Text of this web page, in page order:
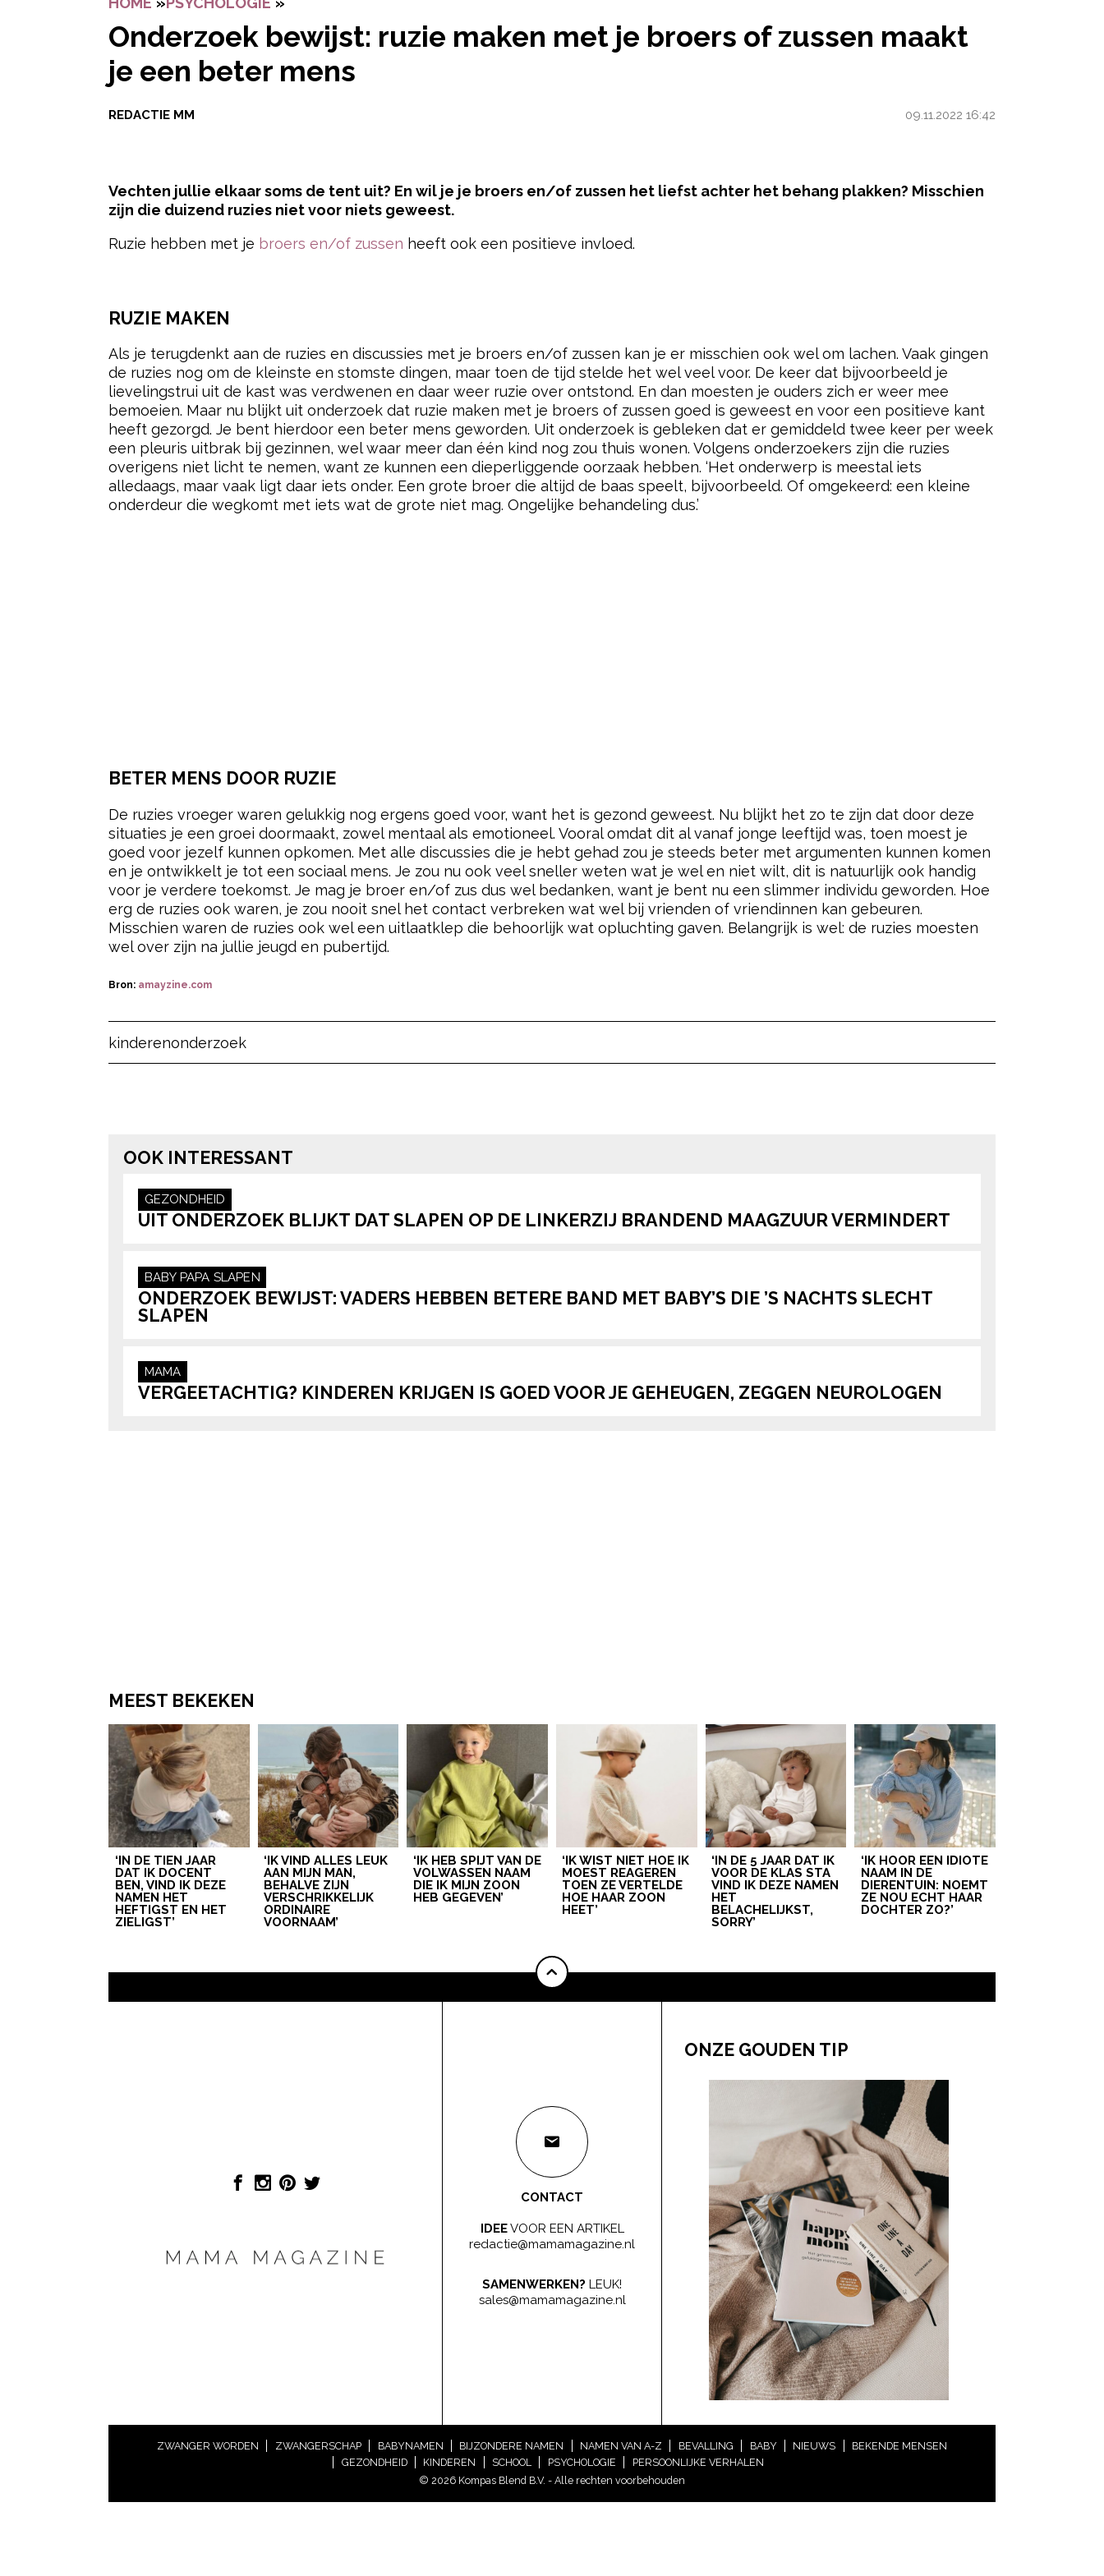
Onderzoek bewijst: ruzie maken met je broers of zussen maakt
je een beter mens
REDACTIE MM 09.11.2022 16:42
Vechten jullie elkaar soms de tent uit? En wil je je broers en/of zussen het liefst achter het behang plakken? Misschien
zijn die duizend ruzies niet voor niets geweest.
Ruzie hebben met je broers en/of zussen heeft ook een positieve invloed.
RUZIE MAKEN
Als je terugdenkt aan de ruzies en discussies met je broers en/of zussen kan je er misschien ook wel om lachen. Vaak gingen
de ruzies nog om de kleinste en stomste dingen, maar toen de tijd stelde het wel veel voor. De keer dat bijvoorbeeld je
lievelingstrui uit de kast was verdwenen en daar weer ruzie over ontstond. En dan moesten je ouders zich er weer mee
bemoeien. Maar nu blijkt uit onderzoek dat ruzie maken met je broers of zussen goed is geweest en voor een positieve kant
heeft gezorgd. Je bent hierdoor een beter mens geworden. Uit onderzoek is gebleken dat er gemiddeld twee keer per week
een pleuris uitbrak bij gezinnen, wel waar meer dan één kind nog zou thuis wonen. Volgens onderzoekers zijn die ruzies
overigens niet licht te nemen, want ze kunnen een dieperliggende oorzaak hebben. ‘Het onderwerp is meestal iets
alledaags, maar vaak ligt daar iets onder. Een grote broer die altijd de baas speelt, bijvoorbeeld. Of omgekeerd: een kleine
onderdeur die wegkomt met iets wat de grote niet mag. Ongelijke behandeling dus.’
BETER MENS DOOR RUZIE
De ruzies vroeger waren gelukkig nog ergens goed voor, want het is gezond geweest. Nu blijkt het zo te zijn dat door deze
situaties je een groei doormaakt, zowel mentaal als emotioneel. Vooral omdat dit al vanaf jonge leeftijd was, toen moest je
goed voor jezelf kunnen opkomen. Met alle discussies die je hebt gehad zou je steeds beter met argumenten kunnen komen
en je ontwikkelt je tot een sociaal mens. Je zou nu ook veel sneller weten wat je wel en niet wilt, dit is natuurlijk ook handig
voor je verdere toekomst. Je mag je broer en/of zus dus wel bedanken, want je bent nu een slimmer individu geworden. Hoe
erg de ruzies ook waren, je zou nooit snel het contact verbreken wat wel bij vrienden of vriendinnen kan gebeuren.
Misschien waren de ruzies ook wel een uitlaatklep die behoorlijk wat opluchting gaven. Belangrijk is wel: de ruzies moesten
wel over zijn na jullie jeugd en pubertijd.
Bron: amayzine.com
Post Views: 450
kinderenonderzoek
OOK INTERESSANT
GEZONDHEID
UIT ONDERZOEK BLIJKT DAT SLAPEN OP DE LINKERZIJ BRANDEND MAAGZUUR VERMINDERT
BABY PAPA SLAPEN
ONDERZOEK BEWIJST: VADERS HEBBEN BETERE BAND MET BABY’S DIE ’S NACHTS SLECHT
SLAPEN
MAMA
VERGEETACHTIG? KINDEREN KRIJGEN IS GOED VOOR JE GEHEUGEN, ZEGGEN NEUROLOGEN
MEEST BEKEKEN
‘IN DE TIEN JAAR
DAT IK DOCENT
BEN, VIND IK DEZE
NAMEN HET
HEFTIGST EN HET
ZIELIGST’
‘IK VIND ALLES LEUK
AAN MIJN MAN,
BEHALVE ZIJN
VERSCHRIKKELIJK
ORDINAIRE
VOORNAAM’
‘IK HEB SPIJT VAN DE
VOLWASSEN NAAM
DIE IK MIJN ZOON
HEB GEGEVEN’
‘IK WIST NIET HOE IK
MOEST REAGEREN
TOEN ZE VERTELDE
HOE HAAR ZOON
HEET’
‘IN DE 5 JAAR DAT IK
VOOR DE KLAS STA
VIND IK DEZE NAMEN
HET
BELACHELIJKST,
SORRY’
‘IK HOOR EEN IDIOTE
NAAM IN DE
DIERENTUIN: NOEMT
ZE NOU ECHT HAAR
DOCHTER ZO?’
CONTACT
IDEEVOOR EEN ARTIKEL
redactie@mamamagazine.nl
SAMENWERKEN? LEUK!
sales@mamamagazine.nl
ONZE GOUDEN TIP
ZWANGER WORDEN ZWANGERSCHAP BABYNAMEN BIJZONDERE NAMEN NAMEN VAN A-Z BEVALLING BABY NIEUWS
BEKENDE MENSEN
GEZONDHEID
KINDEREN SCHOOL PSYCHOLOGIE
PERSOONLIJKE VERHALEN
© 2026 Kompas Blend B.V. - Alle rechten voorbehouden